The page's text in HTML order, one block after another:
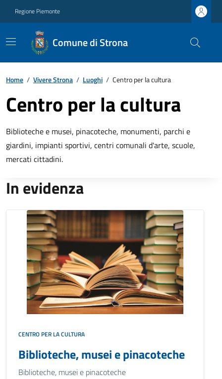
Regione Piemonte
Comune di Strona
Home / Vivere Strona / Luoghi / Centro per la cultura
Centro per la cultura
Biblioteche e musei, pinacoteche, monumenti, parchi e
giardini, impianti sportivi, centri comunali d'arte, scuole,
mercati cittadini.
In evidenza
CENTRO PER LA CULTURA
Biblioteche, musei e pinacoteche
Biblioteche, musei e pinacoteche